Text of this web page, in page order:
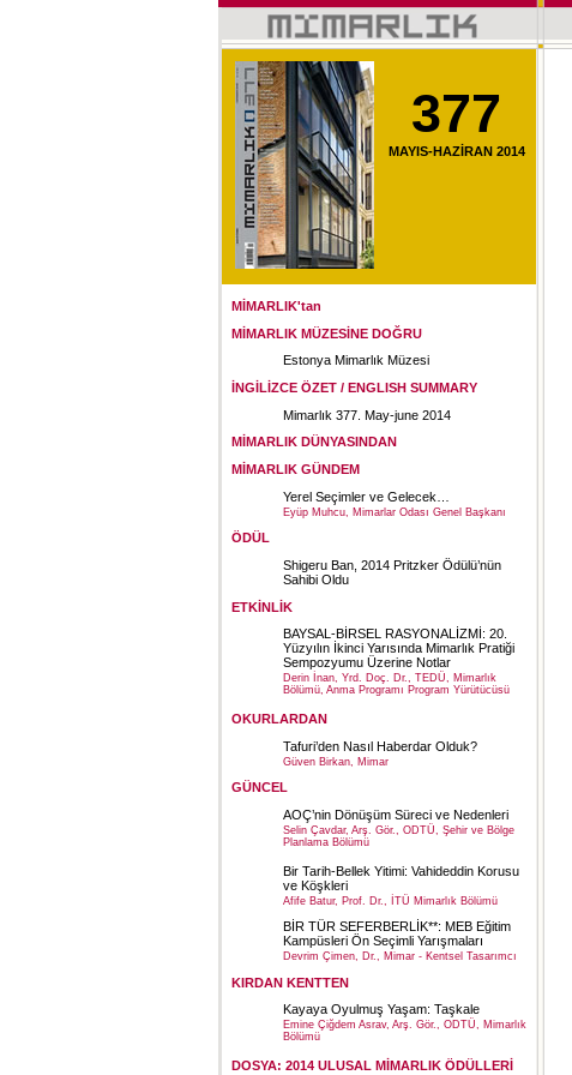
377
MAYIS-HAZİRAN 2014
MİMARLIK'tan
MİMARLIK MÜZESİNE DOĞRU
Estonya Mimarlık Müzesi
İNGİLİZCE ÖZET / ENGLISH SUMMARY
Mimarlık 377. May-june 2014
MİMARLIK DÜNYASINDAN
MİMARLIK GÜNDEM
Yerel Seçimler ve Gelecek…
Eyüp Muhcu, Mimarlar Odası Genel Başkanı
ÖDÜL
Shigeru Ban, 2014 Pritzker Ödülü’nün
Sahibi Oldu
ETKİNLİK
BAYSAL-BİRSEL RASYONALİZMİ: 20.
Yüzyılın İkinci Yarısında Mimarlık Pratiği
Sempozyumu Üzerine Notlar
Derin İnan, Yrd. Doç. Dr., TEDÜ, Mimarlık
Bölümü, Anma Programı Program Yürütücüsü
OKURLARDAN
Tafuri’den Nasıl Haberdar Olduk?
Güven Birkan, Mimar
GÜNCEL
AOÇ’nin Dönüşüm Süreci ve Nedenleri
Selin Çavdar, Arş. Gör., ODTÜ, Şehir ve Bölge
Planlama Bölümü
Bir Tarih-Bellek Yitimi: Vahideddin Korusu
ve Köşkleri
Afife Batur, Prof. Dr., İTÜ Mimarlık Bölümü
BİR TÜR SEFERBERLİK**: MEB Eğitim
Kampüsleri Ön Seçimli Yarışmaları
Devrim Çimen, Dr., Mimar - Kentsel Tasarımcı
KIRDAN KENTTEN
Kayaya Oyulmuş Yaşam: Taşkale
Emine Çiğdem Asrav, Arş. Gör., ODTÜ, Mimarlık
Bölümü
DOSYA: 2014 ULUSAL MİMARLIK ÖDÜLLERİ